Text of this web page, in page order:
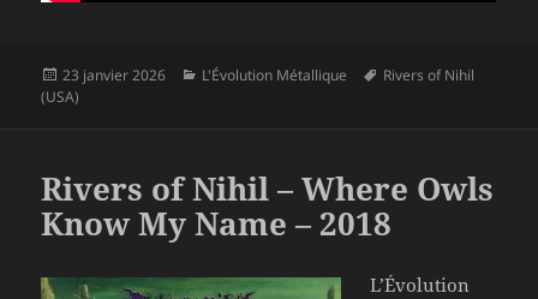
Publié
le
23 janvier 2026 Catégories
L'Évolution Métallique
Mots-
Rivers of Nihil
(USA)
Rivers of Nihil – Where Owls
Know My Name – 2018
L’Évolution